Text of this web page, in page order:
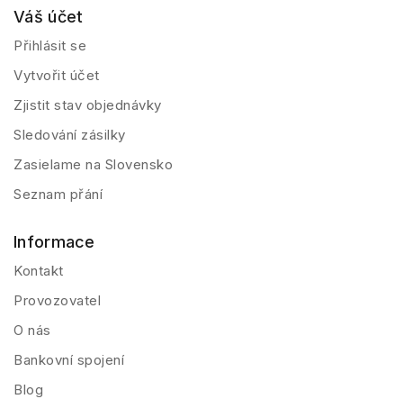
Váš účet
Přihlásit se
Vytvořit účet
Zjistit stav objednávky
Sledování zásilky
Zasielame na Slovensko
Seznam přání
Informace
Kontakt
Provozovatel
O nás
Bankovní spojení
Blog